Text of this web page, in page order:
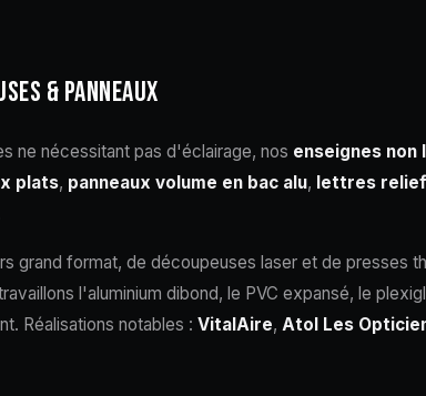
& PANNEAUX
ne nécessitant pas d'éclairage, nos enseignes non
plats, panneaux volume en bac alu, lettres relief
grand format, de découpeuses laser et de presses
l'aluminium dibond, le PVC expansé, le
Réalisations notables : VitalAire, Atol Les